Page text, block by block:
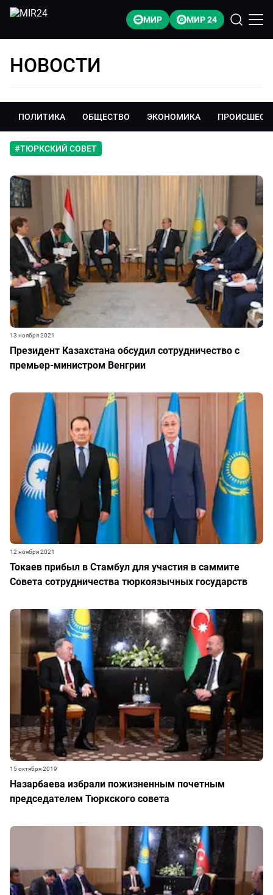
МИР МИР 24
НОВОСТИ
ПОЛИТИКА ОБЩЕСТВО ЭКОНОМИКА
#ТЮРКСКИЙ СОВЕТ
Президент Казахстана обсудил сотрудничество с
премьер-министром Венгрии
13 ноября 2021
Токаев прибыл в Стамбул для участия в саммите
Совета сотрудничества тюркоязычных государств
12 ноября 2021
Назарбаева избрали пожизненным почетным
председателем Тюркского совета
15 октября 2019